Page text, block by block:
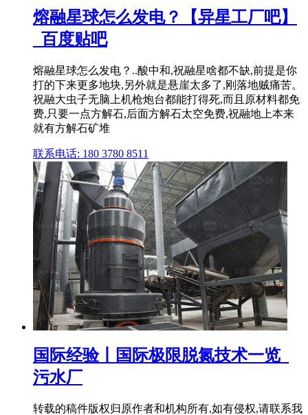
熔融星球怎么发电？【异星工厂吧】
_百度贴吧
熔融星球怎么发电？..酸中和,祝融星啥都不缺,前提是你
打的下来更多地块,另外就是悬崖太多了,刚落地贼痛苦。
祝融大虫子无脑上机枪炮台都能打得死,而且原材料都免
费,只要一点方解石,后面方解石太空免费,祝融地上本来
就有方解石矿堆
联系电话: 180 3780 8511
国际经验丨国际极限脱氮技术一览_
污水厂
转载的稿件版权归原作者和机构所有,如有侵权,请联系我